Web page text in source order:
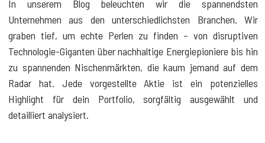
In unserem Blog beleuchten wir die spannendsten
Unternehmen aus den unterschiedlichsten Branchen. Wir
graben tief, um echte Perlen zu finden – von disruptiven
Technologie-Giganten über nachhaltige Energiepioniere bis hin
zu spannenden Nischenmärkten, die kaum jemand auf dem
Radar hat. Jede vorgestellte Aktie ist ein potenzielles
Highlight für dein Portfolio, sorgfältig ausgewählt und
detailliert analysiert.